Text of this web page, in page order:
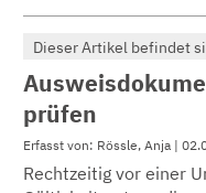
Dieser Artikel befindet
prüfen
Erfasst von: Rössle, Anja |
Rechtzeitig vor einer